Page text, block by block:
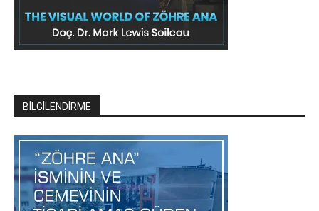
BİLGİLENDİRME